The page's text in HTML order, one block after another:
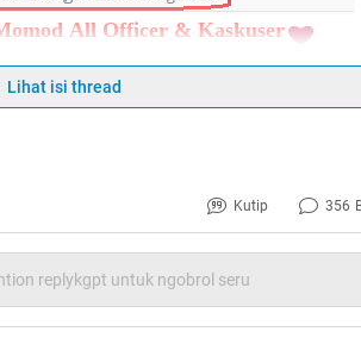
All Officer & Kaskuser
Sepakbola Indonesia Kita
Lagi dari Vs or Vs
Lihat isi thread
Kutip 356
replykgpt untuk ngobrol seru